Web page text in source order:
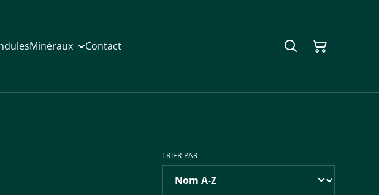
Minéraux Contact
TRIER PAR